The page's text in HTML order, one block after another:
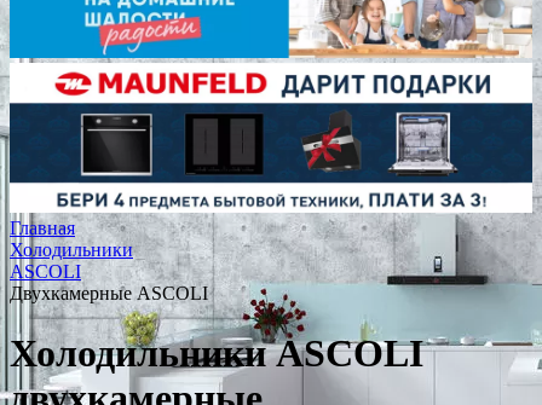
Главная
Холодильники
ASCOLI
Двухкамерные ASCOLI
Холодильники ASCOLI